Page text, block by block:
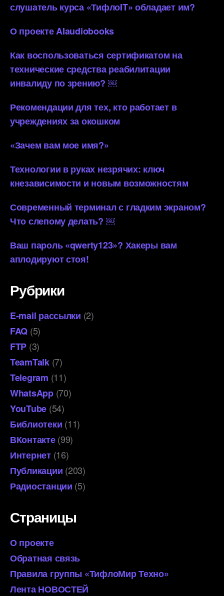
слушатель курса «ТифлоIT» обладает им?
О проекте AIaudiobooks
Как воспользоваться сертификатом на
технические средства реабилитации
инвалиду по зрению? ￼
Рекомендации для тех, кто работает в
учреждениях за окошком
«Зачем вам мое имя?»
Технологии в руках незрячих: ключ
кнезависимости и новым возможностям
Современный терминал с гладким экраном?
Что слепому делать? ￼
Ваш пароль «qwerty123»? Хакеры вам
аплодируют стоя!
Рубрики
E-mail рассылки (2)
FAQ (5)
FTP (3)
TeamTalk(7)
Telegram (11)
WhatsApp(70)
YouTube (54)
Библиотеки (11)
ВКонтакте(99)
Интернет(16)
Публикации (203)
Радиостанции (5)
Страницы
О проекте
Обратная связь
Правила группы «ТифлоМир Техно»
Лента НОВОСТЕЙ